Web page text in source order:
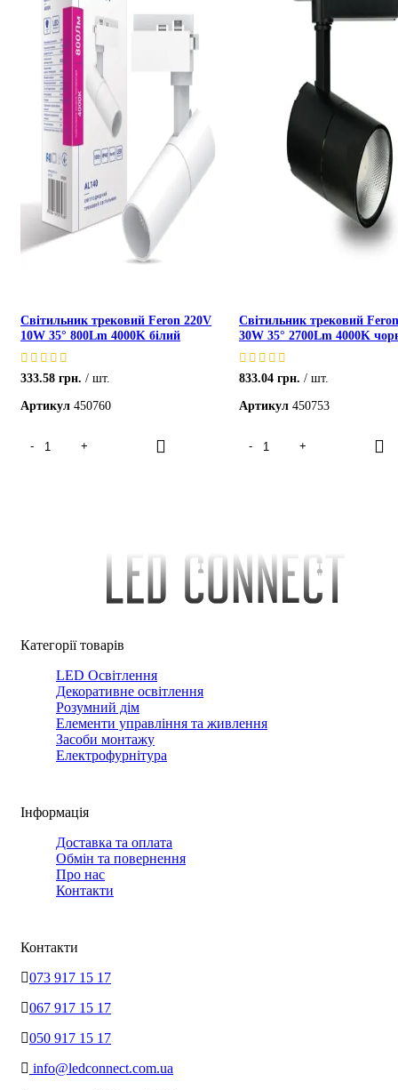
Світильник трековий Feron 220V
10W 35° 800Lm 4000K білий
333.58 грн.
шт.
Артикул 450760
Світильник трековий
30W 35° 2700Lm 4000K
833.04 грн.
шт.
Артикул 450753
Категорії товарів
LED Освітлення
Декоративне освітлення
Розумний дім
Елементи управління та живлення
Засоби монтажу
Електрофурнітура
Інформація
Доставка та оплата
Обмін та повернення
Про нас
Контакти
Контакти
073 917 15 17
067 917 15 17
050 917 15 17
info@ledconnect.com.ua